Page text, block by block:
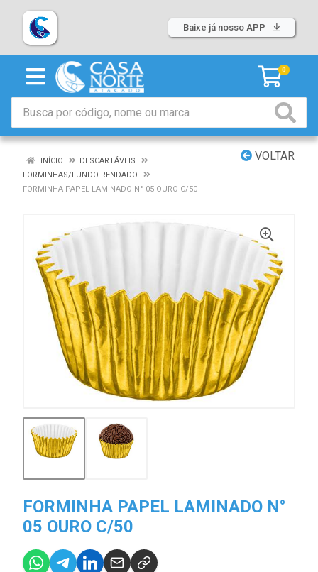
Baixe já nosso APP
0
VOLTAR
INÍCIO
DESCARTÁVEIS
FORMINHAS/FUNDO RENDADO
FORMINHA PAPEL LAMINADO N° 05 OURO C/50
FORMINHA PAPEL LAMINADO N°
05 OURO C/50